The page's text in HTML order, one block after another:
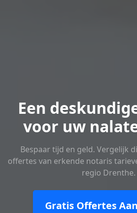
Een
voor uw
Bespaar tijd en geld. Vergelijk
offertes van erkende notaris
regio Drenthe.
Gratis Offertes